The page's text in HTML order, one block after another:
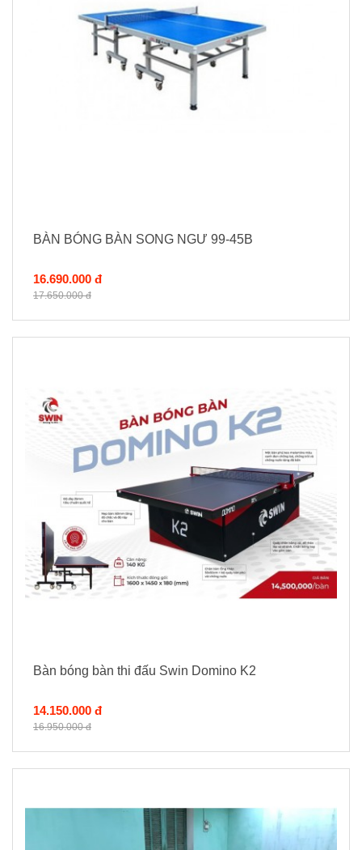
BÀN BÓNG BÀN SONG NGƯ 99-45B
16.690.000 đ
17.650.000 đ
Bàn bóng bàn thi đấu Swin Domino K2
14.150.000 đ
16.950.000 đ